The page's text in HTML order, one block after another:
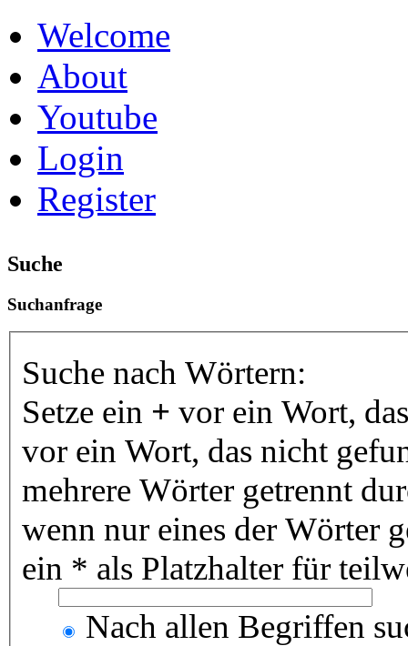
Welcome
About
Youtube
Login
Register
Suche
Suchanfrage
Suche nach Wörtern:
Setze ein + vor ein Wort,
vor ein Wort, das nicht
mehrere Wörter getrennt
wenn nur eines der Wörter
ein * als Platzhalter für
Nach allen Begriffen